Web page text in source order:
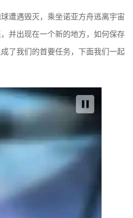
遭遇毁灭，乘坐诺亚方舟逃离宇宙
并出现在一个新的地方，如何保存
了我们的首要任务，下面我们一起